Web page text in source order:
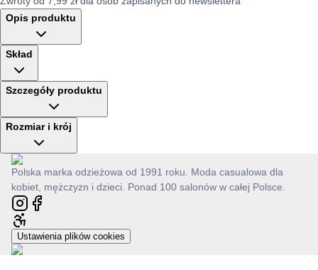
Opis produktu
Skład
Szczegóły produktu
Rozmiar i krój
Polska marka odzieżowa od 1991 roku. Moda casualowa dla
kobiet, mężczyzn i dzieci. Ponad 100 salonów w całej Polsce.
Ustawienia plików cookies